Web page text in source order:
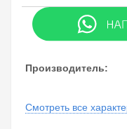
Производитель:
Смотреть все